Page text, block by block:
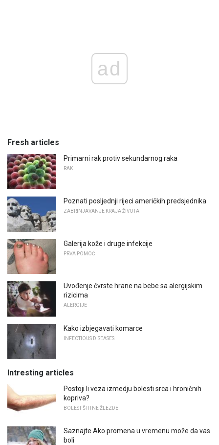
ad
Fresh articles
Primarni rak protiv sekundarnog raka
RAK
Poznati posljednji rijeci američkih predsjednika
ZABRINJAVANJE KRAJA ŽIVOTA
Galerija kože i druge infekcije
PRVA POMOĆ
Uvođenje čvrste hrane na bebe sa alergijskim
rizicima
ALERGIJE
Kako izbjegavati komarce
INFECTIOUS DISEASES
Intresting articles
Postoji li veza izmedju bolesti srca i hroničnih
kopriva?
BOLEST ŠTITNE ŽLEZDE
Saznajte Ako promena u vremenu može da vas
boli